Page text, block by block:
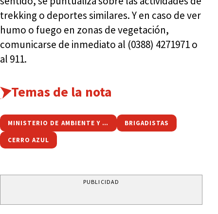
trekking o deportes similares. Y en caso de ver
humo o fuego en zonas de vegetación,
comunicarse de inmediato al (0388) 4271971 o
al 911.
Temas de la nota
MINISTERIO DE AMBIENTE Y CAMBIO CLIMÁTICO BRIGADISTAS
CERRO AZUL
PUBLICIDAD